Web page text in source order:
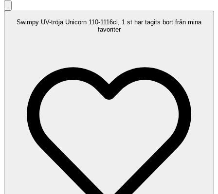
Swimpy UV-tröja Unicorn 110-1116cl, 1 st har tagits bort från mina
favoriter